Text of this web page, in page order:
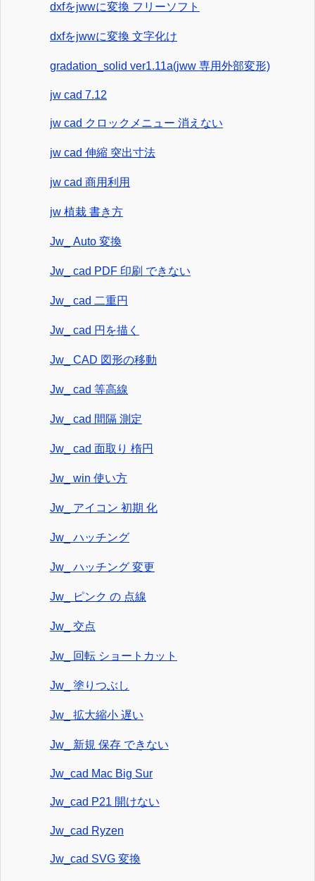
dxfをjwwに変換 フリーソフト
dxfをjwwに変換 文字化け
gradation_solid ver1.11a(jww 専用外部変形)
jw cad 7.12
jw cad クロックメニュー 消えない
jw cad 伸縮 突出寸法
jw cad 商用利用
jw 植栽 書き方
Jw_ Auto 変換
Jw_ cad PDF 印刷 できない
Jw_ cad 二重円
Jw_ cad 円を描く
Jw_ CAD 図形の移動
Jw_ cad 等高線
Jw_ cad 間隔 測定
Jw_ cad 面取り 楕円
Jw_ win 使い方
Jw_ アイコン 初期 化
Jw_ ハッチング
Jw_ ハッチング 変更
Jw_ ピンク の 点線
Jw_ 交点
Jw_ 回転 ショートカット
Jw_ 塗りつぶし
Jw_ 拡大縮小 遅い
Jw_ 新規 保存 できない
Jw_cad Mac Big Sur
Jw_cad P21 開けない
Jw_cad Ryzen
Jw_cad SVG 変換